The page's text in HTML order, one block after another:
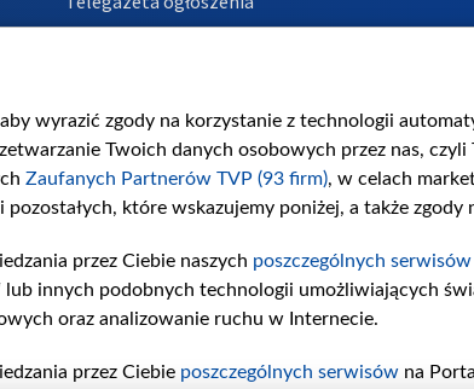
Informacje o nadawcy
wyrazić zgody na korzystanie z technologii
Twoich danych osobowych przez nas, czyli
Zaufanych Partnerów TVP (93 firm), w celach
które wskazujemy poniżej, a także
przez Ciebie naszych poszczególnych serwisów
innych podobnych technologii umożliwiających
oraz analizowanie ruchu w Internecie.
przez Ciebie poszczególnych serwisów na